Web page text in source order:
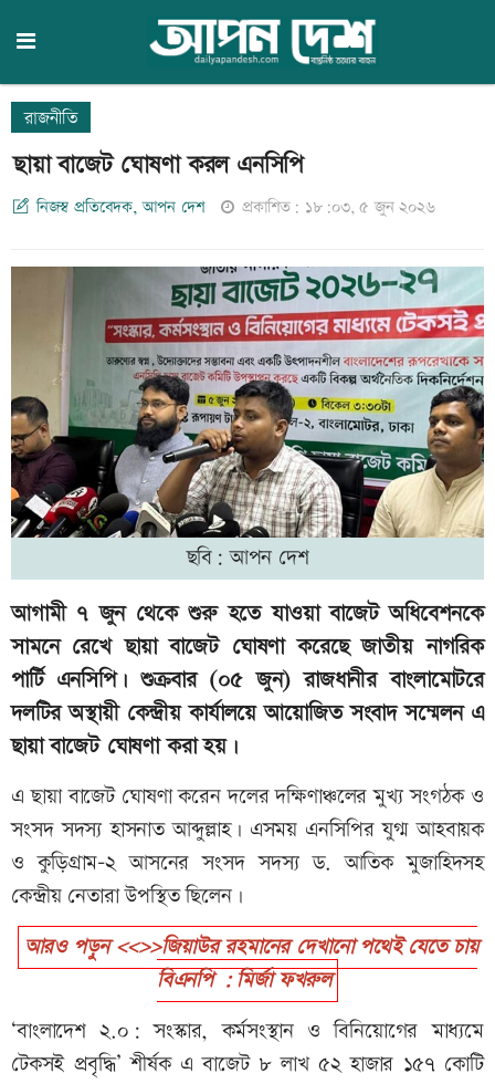
রাজনীতি
ছায়া বাজেট ঘোষণা করল এনসিপি
নিজস্ব প্রতিবেদক, আপন দেশ প্রকাশিত: ১৮:০৩, ৫ জুন ২০২৬
ছবি: আপন দেশ
আগামী ৭ জুন থেকে শুরু হতে যাওয়া বাজেট অধিবেশনকে
সামনে রেখে ছায়া বাজেট ঘোষণা করেছে জাতীয় নাগরিক
পার্টি এনসিপি। শুক্রবার (০৫ জুন) রাজধানীর বাংলামোটরে
দলটির অস্থায়ী কেন্দ্রীয় কার্যালয়ে আয়োজিত সংবাদ সম্মেলন এ
ছায়া বাজেট ঘোষণা করা হয়।
এ ছায়া বাজেট ঘোষণা করেন দলের দক্ষিণাঞ্চলের মুখ্য সংগঠক ও
সংসদ সদস্য হাসনাত আব্দুল্লাহ। এসময় এনসিপির যুগ্ম আহবায়ক
ও কুড়িগ্রাম-২ আসনের সংসদ সদস্য ড. আতিক মুজাহিদসহ
কেন্দ্রীয় নেতারা উপস্থিত ছিলেন।
আরও পড়ুন <<>>জিয়াউর রহমানের দেখানো পথেই যেতে চায়
বিএনপি : মির্জা ফখরুল
‘বাংলাদেশ ২.০: সংস্কার, কর্মসংস্থান ও বিনিয়োগের মাধ্যমে
টেকসই প্রবৃদ্ধি’ শীর্ষক এ বাজেট ৮ লাখ ৫২ হাজার ১৫৭ কোটি